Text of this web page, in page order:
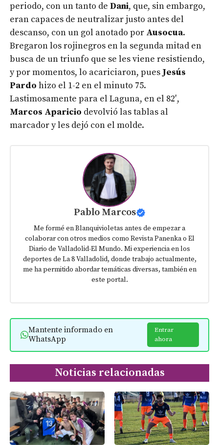
periodo, con un tanto de Dani, que, sin embargo,
eran capaces de neutralizar justo antes del
descanso, con un gol anotado por Ausocua.
Bregaron los rojinegros en la segunda mitad en
busca de un triunfo que se les viene resistiendo,
y por momentos, lo acariciaron, pues Jesús
Pardo hizo el 1-2 en el minuto 75.
Lastimosamente para el Laguna, en el 82′,
Marcos Aparicio devolvió las tablas al
marcador y les dejó con el molde.
Pablo Marcos
Me formé en Blanquivioletas antes de empezar a
colaborar con otros medios como Revista Panenka o El
Diario de Valladolid-El Mundo. Mi experiencia en los
deportes de La 8 Valladolid, donde trabajo actualmente,
me ha permitido abordar temáticas diversas, también en
este portal.
Mantente informado en
WhatsApp
Entrar
ahora
Noticias relacionadas